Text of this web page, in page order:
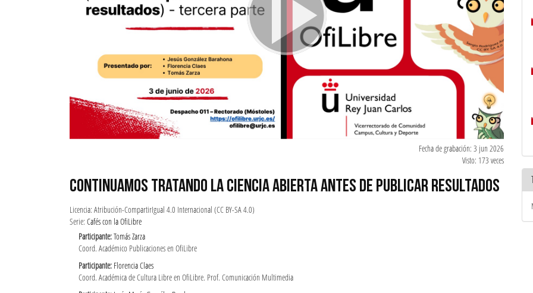
Fecha de grabación: 3 jun 2026
Visto: 173 veces
CONTINUAMOS TRATANDO LA CIENCIA ABIERTA ANTES DE PUBLICAR RESULTADOS
Licencia: Atribución-CompartirIgual 4.0 Internacional (CC BY-SA 4.0)
Serie: Cafés con la OfiLibre
Participante:Tomás Zarza
Coord. Académico Publicaciones en OfiLibre
Participante: Florencia Claes
Coord. Académica de Cultura Libre en OfiLibre. Prof. Comunicación Multimedia